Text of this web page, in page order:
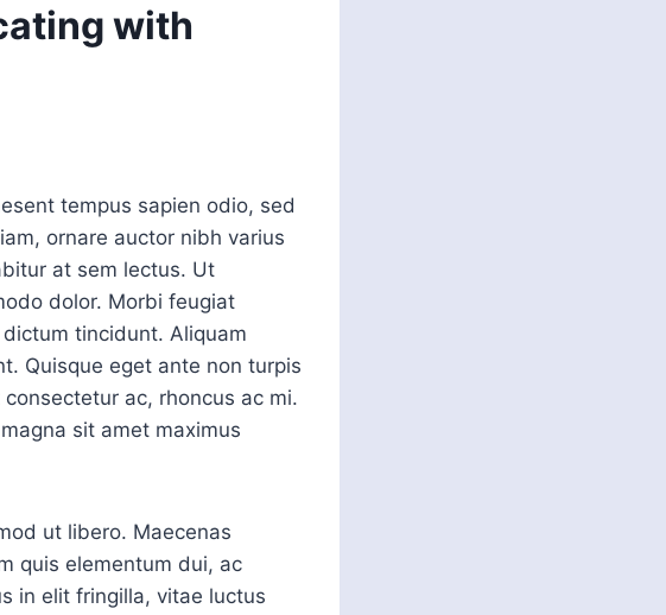
with
tempus sapien odio, sed
ornare auctor nibh varius
at sem lectus. Ut
dolor. Morbi feugiat
tincidunt. Aliquam
Quisque eget ante non turpis
ac, rhoncus ac mi.
sit amet maximus
ut libero. Maecenas
quis elementum dui, ac
in elit fringilla, vitae luctus